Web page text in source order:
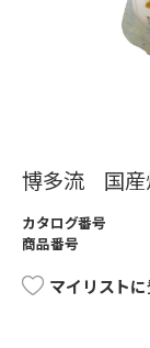
博多流 国産
カタログ番号
商品番号
マイリスト